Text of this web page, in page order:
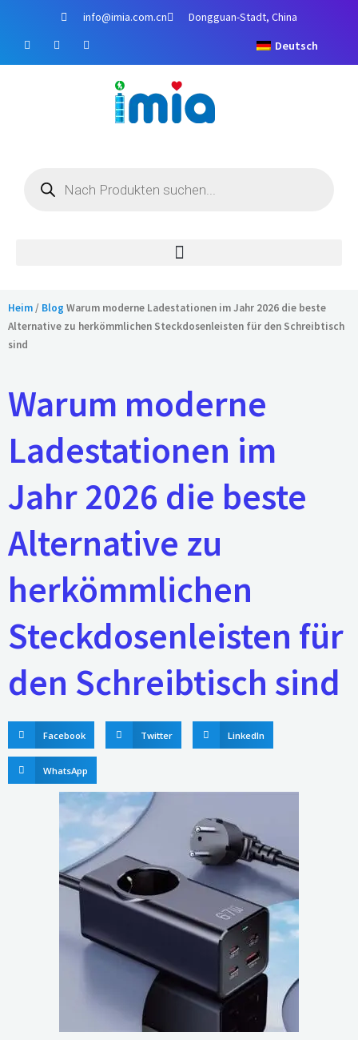
springen
info@imia.com.cn Dongguan-Stadt, China
F
a
c
Y
o
u
I
n
s
Deutsch
Heim/ Blog Warum moderne Ladestationen im Jahr 2026 die beste
Alternative zu herkömmlichen Steckdosenleisten für den Schreibtisch
sind
Warum moderne
Ladestationen im
Jahr 2026 die beste
Alternative zu
herkömmlichen
Steckdosenleisten für
den Schreibtisch sind
Facebook Twitter LinkedIn
WhatsApp